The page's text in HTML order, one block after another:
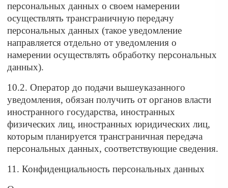
персональных данных о своем намерении
осуществлять трансграничную передачу
персональных данных (такое уведомление
направляется отдельно от уведомления о
намерении осуществлять обработку персональных
данных).
10.2. Оператор до подачи вышеуказанного
уведомления, обязан получить от органов власти
иностранного государства, иностранных
физических лиц, иностранных юридических лиц,
которым планируется трансграничная передача
персональных данных, соответствующие сведения.
11. Конфиденциальность персональных данных